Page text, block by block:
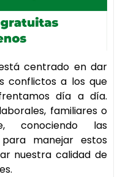
centrado en dar
conflictos a los que
día a día.
familiares o
conociendo las
manejar estos
nuestra calidad de